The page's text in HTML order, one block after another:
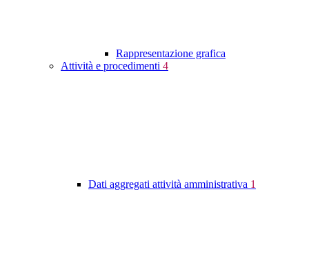
Rappresentazione grafica
Attività e procedimenti 4
Dati aggregati attività amministrativa 1